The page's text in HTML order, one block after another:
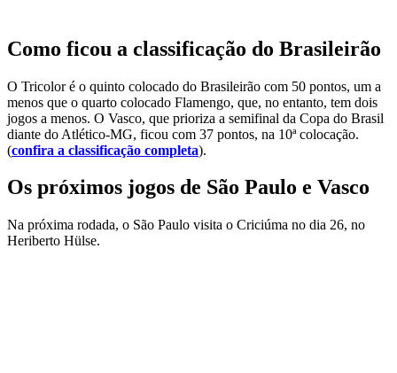
Como ficou a classificação do Brasileirão
O Tricolor é o quinto colocado do Brasileirão com 50 pontos, um a
menos que o quarto colocado Flamengo, que, no entanto, tem dois
jogos a menos. O Vasco, que prioriza a semifinal da Copa do Brasil
diante do Atlético-MG, ficou com 37 pontos, na 10ª colocação.
(confira a classificação completa).
Os próximos jogos de São Paulo e Vasco
Na próxima rodada, o São Paulo visita o Criciúma no dia 26, no
Heriberto Hülse.